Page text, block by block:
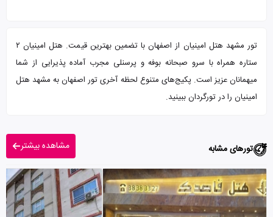
تور مشهد هتل امینیان از اصفهان با تضمین بهترین قیمت. هتل امینیان ۲
ستاره همراه با سرو صبحانه بوفه و پرسنلی مجرب آماده پذیرایی از شما
میهمانان عزیز است. پکیج‌های متنوع لحظه آخری تور اصفهان به مشهد هتل
امینیان را در تورگردان ببینید.
تورهای مشابه مشاهده بیشتر